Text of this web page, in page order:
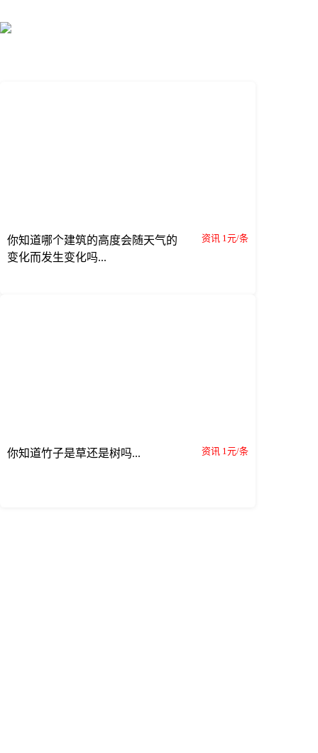
你知道哪个建筑的高度会随天气的
变化而发生变化吗...
资讯 1元/条
你知道竹子是草还是树吗... 资讯 1元/条